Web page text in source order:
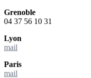
Grenoble
04 37 56 10 31
Lyon
mail
Paris
mail